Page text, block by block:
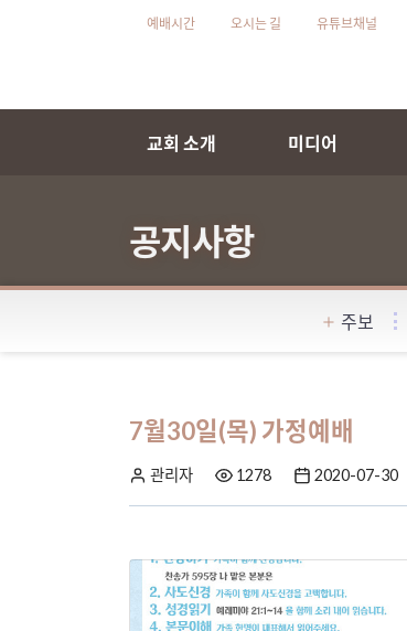
예배시간 오시는 길 유튜브채널
교회 소개 미디어
공지사항
주보
7월30일(목) 가정예배
관리자 1278 2020-07-30